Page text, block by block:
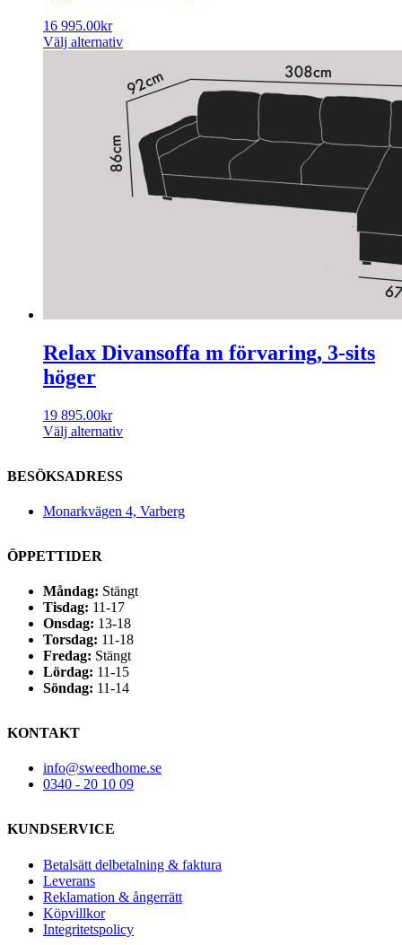
16 995.00kr
Välj alternativ
Relax Divansoffa m förvaring, 3-sits
höger
19 895.00kr
Välj alternativ
BESÖKSADRESS
Monarkvägen 4, Varberg
ÖPPETTIDER
Måndag: Stängt
Tisdag: 11-17
Onsdag: 13-18
Torsdag: 11-18
Fredag: Stängt
Lördag: 11-15
Söndag: 11-14
KONTAKT
info@sweedhome.se
0340 - 20 10 09
KUNDSERVICE
Betalsätt delbetalning & faktura
Leverans
Reklamation & ångerrätt
Köpvillkor
Integritetspolicy